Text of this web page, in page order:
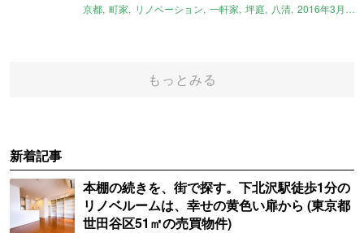
京都 町家 リノベーション 一軒家 坪庭 八清 2016年3月のおすすめ
もっとみる
新着記事
本棚の続きを、街で探す。下北沢駅徒歩1分の
リノベルームは、幸せの黄色い扉から (東京都
世田谷区51㎡の売買物件)